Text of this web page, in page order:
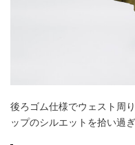
後ろゴム仕様でウェスト周
ップのシルエットを拾い過ぎ